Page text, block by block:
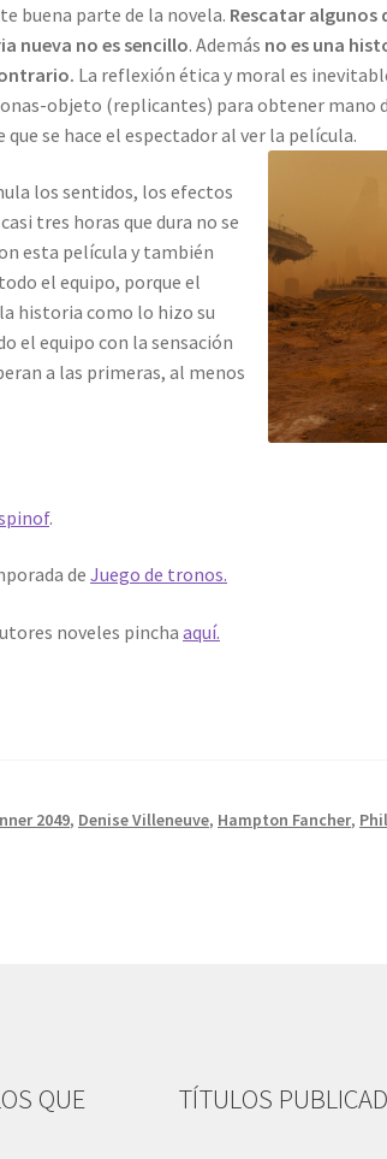
buena parte de la novela. Rescatar algunos
nueva no es sencillo. Además no es una
La reflexión ética y moral es
objeto (replicantes) para obtener mano
se hace el espectador al ver la película.
los sentidos, los efectos
tres horas que dura no se
esta película y también
el equipo, porque el
historia como lo hizo su
el equipo con la sensación
a las primeras, al menos
.
deJuego de tronos.
noveles pinchaaquí.
2049, Denise Villeneuve, Hampton Fancher,
QUE
TÍTULOS